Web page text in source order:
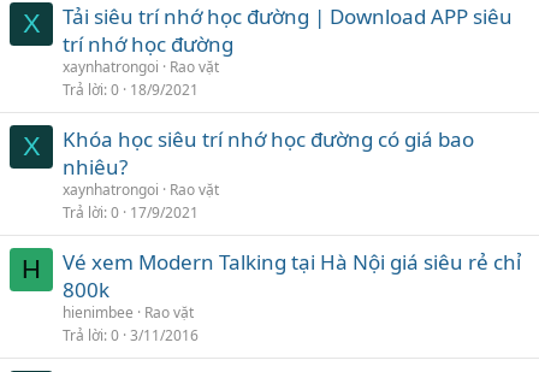
X
Tải siêu trí nhớ học đường | Download APP siêu
trí nhớ học đường
xaynhatrongoi
Rao vặt
Trả lời 0 18/9/2021
X
Khóa học siêu trí nhớ học đường có giá bao
nhiêu?
xaynhatrongoi
Rao vặt
Trả lời 0 17/9/2021
H
Vé xem Modern Talking tại Hà Nội giá siêu rẻ chỉ
800k
hienimbee
Rao vặt
Trả lời 0 3/11/2016